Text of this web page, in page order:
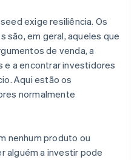
exige resiliência. Os
são, em geral, aqueles que
de venda, a
e a encontrar investidores
Aqui estão os
normalmente
nenhum produto ou
alguém a investir pode